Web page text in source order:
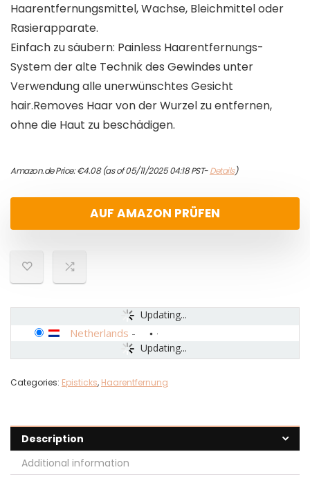
Haarentfernungsmittel, Wachse, Bleichmittel oder
Rasierapparate.
Einfach zu säubern: Painless Haarentfernungs-
System der alte Technik des Gewindes unter
Verwendung alle unerwünschtes Gesicht
hair.Removes Haar von der Wurzel zu entfernen,
ohne die Haut zu beschädigen.
Amazon.de Price:€4.08(as of 05/11/2025 04:18 PST-Details)
AUF AMAZON PRÜFEN
Updating...
Updating...
Netherlands -
Categories: Episticks, Haarentfernung
Description
Additional information